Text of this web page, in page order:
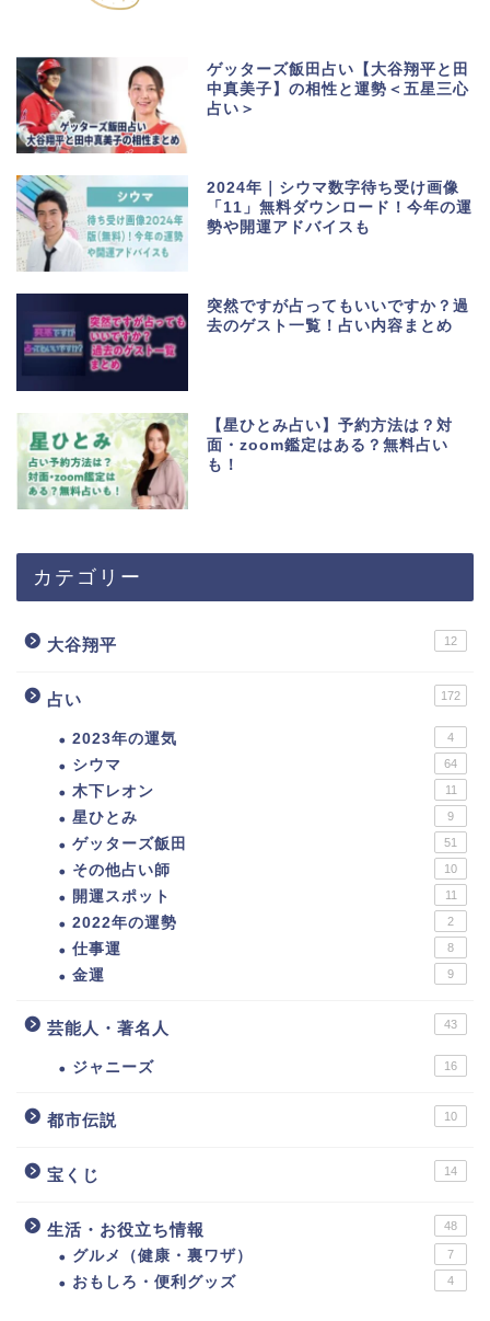
ゲッターズ飯田占い【大谷翔平と田
中真美子】の相性と運勢＜五星三心
占い＞
2024年｜シウマ数字待ち受け画像
「11」無料ダウンロード！今年の運
勢や開運アドバイスも
突然ですが占ってもいいですか？過
去のゲスト一覧！占い内容まとめ
【星ひとみ占い】予約方法は？対
面・zoom鑑定はある？無料占い
も！
カテゴリー
大谷翔平 12
占い 172
2023年の運気 4
シウマ 64
木下レオン 11
星ひとみ 9
ゲッターズ飯田 51
その他占い師 10
開運スポット 11
2022年の運勢 2
仕事運 8
金運 9
芸能人・著名人 43
ジャニーズ 16
都市伝説 10
宝くじ 14
生活・お役立ち情報 48
グルメ（健康・裏ワザ） 7
おもしろ・便利グッズ 4